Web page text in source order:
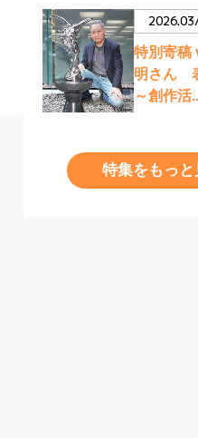
特別寄
明さん
～創作活
特集をもっと